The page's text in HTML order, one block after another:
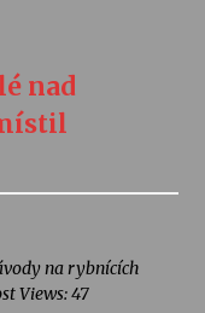
nad
na rybnících
Views: 47